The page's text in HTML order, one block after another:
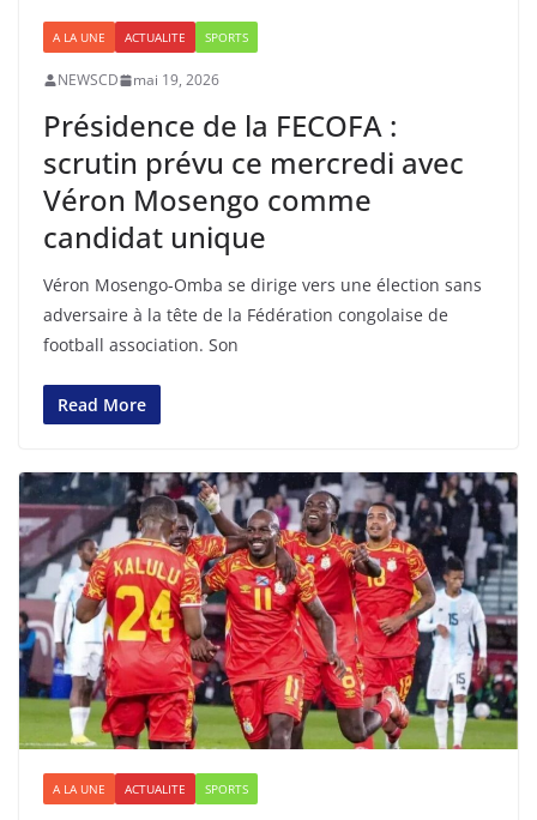
A LA UNE ACTUALITE SPORTS
NEWSCD mai 19, 2026
Présidence de la FECOFA :
scrutin prévu ce mercredi avec
Véron Mosengo comme
candidat unique
Véron Mosengo-Omba se dirige vers une élection sans
adversaire à la tête de la Fédération congolaise de
football association. Son
Read More
A LA UNE ACTUALITE SPORTS